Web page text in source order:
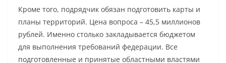
Кроме того, подрядчик обязан подготовить карты и
планы территорий. Цена вопроса – 45,5 миллионов
рублей. Именно столько закладывается бюджетом
для выполнения требований федерации. Все
подготовленные и принятые областными властями